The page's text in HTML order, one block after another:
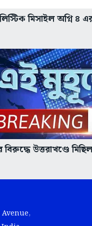
মিসাইল অগ্নি
উত্তরাখণ্ডে
Avenue,